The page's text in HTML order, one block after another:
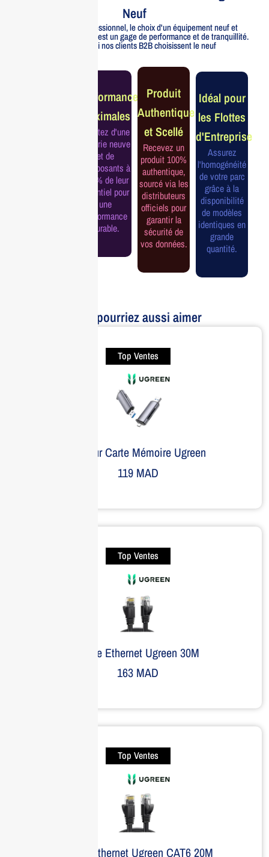
Neuf
Pour un usage professionnel, le choix d'un équipement neuf et
officiellement distribué est un gage de performance et de tranquillité.
Voici pourquoi nos clients B2B choisissent le neuf
Performance
Maximales
Profitez d'une
batterie neuve
et de
composants à
100% de leur
potentiel pour
une
performance
durable.
Produit
Authentique
et Scellé
Recevez un
produit 100%
authentique,
sourcé via les
distributeurs
officiels pour
garantir la
sécurité de
vos données.
Idéal pour
les Flottes
d'Entreprise
Assurez
l'homogénéité
de votre parc
grâce à la
disponibilité
de modèles
identiques en
grande
quantité.
Vous pourriez aussi aimer
Top Ventes
Lecteur Carte Mémoire Ugreen
119MAD
Top Ventes
Câble Ethernet Ugreen 30M
163 MAD
Top Ventes
Câble Ethernet Ugreen CAT6 20M